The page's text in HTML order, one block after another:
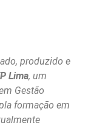
produzido e
Lima, um
Gestão
formação em